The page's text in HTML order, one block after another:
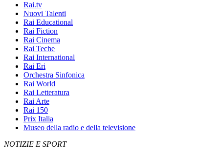
Rai.tv
Nuovi Talenti
Rai Educational
Rai Fiction
Rai Cinema
Rai Teche
Rai International
Rai Eri
Orchestra Sinfonica
Rai World
Rai Letteratura
Rai Arte
Rai 150
Prix Italia
Museo della radio e della televisione
NOTIZIE E SPORT